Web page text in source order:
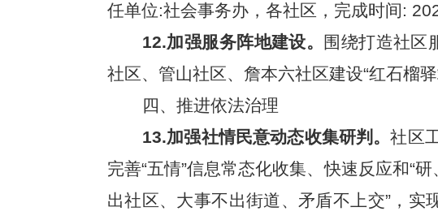
任单位:社会事务办，各社区，完成时间:
12.加强服务阵地建设。
围绕打造社区
社区、管山社区、詹本六社区建设“红石榴
四、推进依法治理
13.加强社情民意动态收集研判。社区
完善“五情”信息常态化收集、快速反应和“
出社区、大事不出街道、矛盾不上交”，